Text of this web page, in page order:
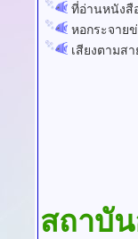
ที่อ่านหนังสื
หอกระจาย
เสียงตามสา
สถาบั